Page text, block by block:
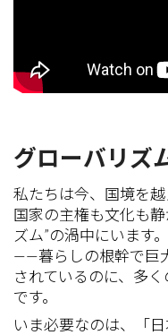
グローバリズ
私たちは今、国境を越
国家の主権も文化も
ズム”の渦中にいます
——暮らしの根幹で巨
されているのに、多
です。
いま必要なのは、「